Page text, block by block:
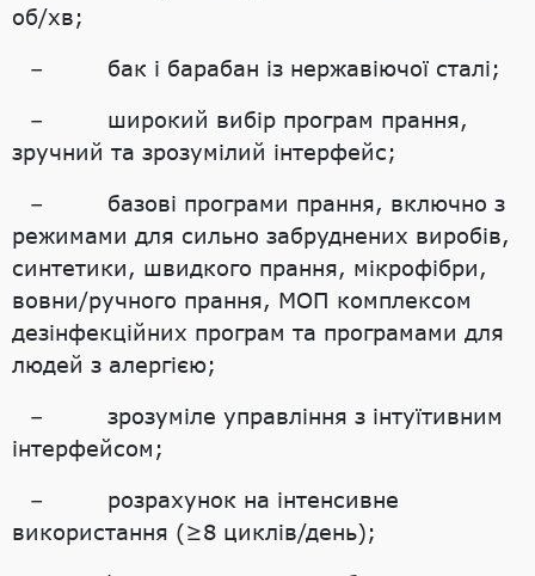
об/хв;
– бак і барабан із нержавіючої сталі;
– широкий вибір програм прання,
зручний та зрозумілий інтерфейс;
– базові програми прання, включно з
режимами для сильно забруднених виробів,
синтетики, швидкого прання, мікрофібри,
вовни/ручного прання, МОП комплексом
дезінфекційних програм та програмами для
людей з алергією;
– зрозуміле управління з інтуїтивним
інтерфейсом;
– розрахунок на інтенсивне
використання (≥8 циклів/день);